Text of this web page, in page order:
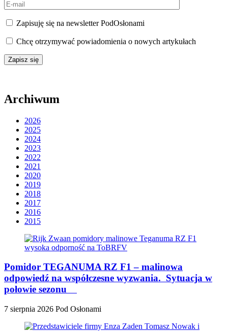
Zapisuję się na newsletter PodOsłonami
Chcę otrzymywać powiadomienia o nowych artykułach
Archiwum
2026
2025
2024
2023
2022
2021
2020
2019
2018
2017
2016
2015
Pomidor TEGANUMA RZ F1 – malinowa
odpowiedź na współczesne wyzwania. Sytuacja w
połowie sezonu
7 sierpnia 2026 Pod Osłonami